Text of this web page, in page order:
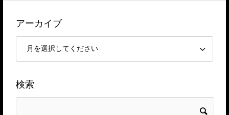
アーカイブ
検索